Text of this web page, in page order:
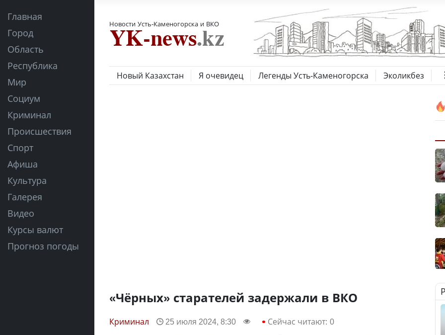
Главная
Город
Область
Республика
Мир
Социум
Криминал
Происшествия
Спорт
Афиша
Культура
Галерея
Видео
Курсы валют
Прогноз погоды
Новости Усть-Каменогорска и ВКО
Новый Казахстан Я очевидец Легенды Усть-Каменогорска Эколикбез
«Чёрных» старателей задержали в ВКО
Криминал 25 июля 2024, 8:30 Сейчас читают: 0